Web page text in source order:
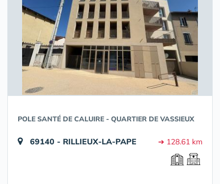
POLE SANTÉ DE CALUIRE - QUARTIER DE VASSIEUX
69140 - RILLIEUX-LA-PAPE ➔ 128.61 km